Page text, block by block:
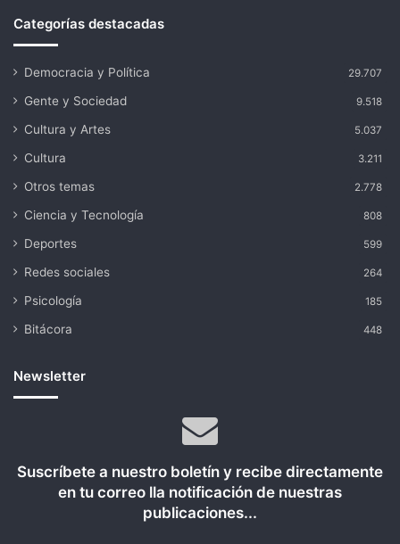
Categorías destacadas
Democracia y Política 29.707
Gente y Sociedad 9.518
Cultura y Artes 5.037
Cultura 3.211
Otros temas 2.778
Ciencia y Tecnología 808
Deportes 599
Redes sociales 264
Psicología 185
Bitácora 448
Newsletter
Suscríbete a nuestro boletín y recibe directamente
en tu correo lla notificación de nuestras
publicaciones...